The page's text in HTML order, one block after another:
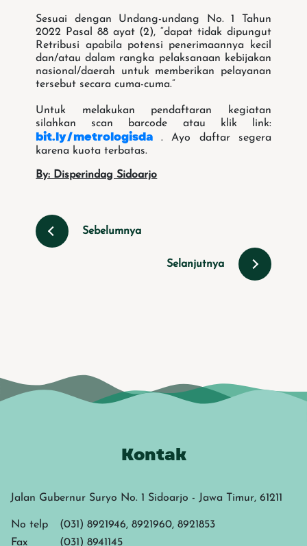
Sesuai dengan Undang-undang No. 1 Tahun
2022 Pasal 88 ayat (2), “dapat tidak dipungut
Retribusi apabila potensi penerimaannya kecil
dan/atau dalam rangka pelaksanaan kebijakan
nasional/daerah untuk memberikan pelayanan
tersebut secara cuma-cuma.”
Untuk melakukan pendaftaran kegiatan
silahkan scan barcode atau klik link:
bit.ly/metrologisda . Ayo daftar segera
karena kuota terbatas.
By: Disperindag Sidoarjo
Sebelumnya
Selanjutnya
Kontak
Jalan Gubernur Suryo No. 1 Sidoarjo - Jawa Timur, 61211
No telp
(031) 8921946, 8921960, 8921853
Fax
(031) 8941145